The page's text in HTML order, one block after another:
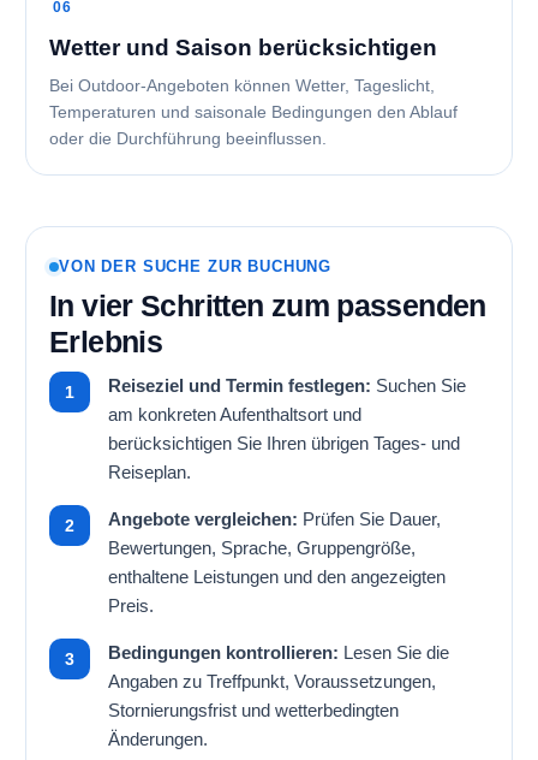
Wetter und Saison berücksichtigen
Bei Outdoor-Angeboten können Wetter, Tageslicht,
Temperaturen und saisonale Bedingungen den Ablauf
oder die Durchführung beeinflussen.
VON DER SUCHE ZUR BUCHUNG
In vier Schritten zum passenden
Erlebnis
Reiseziel und Termin festlegen: Suchen Sie
am konkreten Aufenthaltsort und
berücksichtigen Sie Ihren übrigen Tages- und
Reiseplan.
Angebote vergleichen: Prüfen Sie Dauer,
Bewertungen, Sprache, Gruppengröße,
enthaltene Leistungen und den angezeigten
Preis.
Bedingungen kontrollieren: Lesen Sie die
Angaben zu Treffpunkt, Voraussetzungen,
Stornierungsfrist und wetterbedingten
Änderungen.